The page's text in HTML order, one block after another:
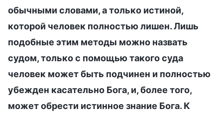
обычными словами, а только истиной,
которой человек полностью лишен. Лишь
подобные этим методы можно назвать
судом, только с помощью такого суда
человек может быть подчинен и полностью
убежден касательно Бога, и, более того,
может обрести истинное знание Бога. К